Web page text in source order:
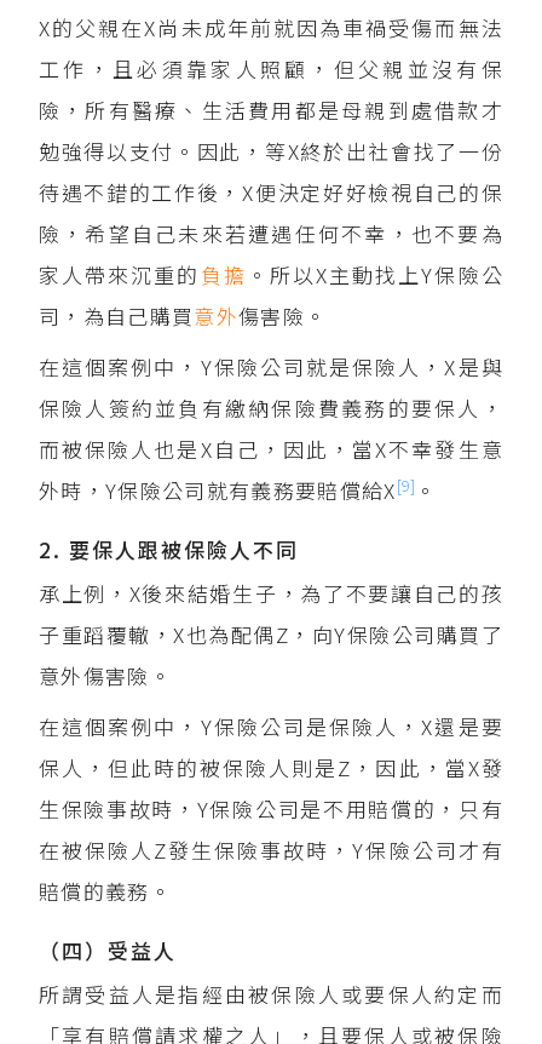
X的父親在X尚未成年前就因為車禍受傷而無法
工作，且必須靠家人照顧，但父親並沒有保
險，所有醫療、生活費用都是母親到處借款才
勉強得以支付。因此，等X終於出社會找了一份
待遇不錯的工作後，X便決定好好檢視自己的保
險，希望自己未來若遭遇任何不幸，也不要為
家人帶來沉重的 負擔 。所以X主動找上Y保險公
司，為自己購買意外傷害險。
在這個案例中，Y保險公司就是保險人，X是與
保險人簽約並負有繳納保險費義務的要保人，
而被保險人也是X自己，因此，當X不幸發生意
外時，Y保險公司就有義務要賠償給X[9] 。
2. 要保人跟被保險人不同
承上例，X後來結婚生子，為了不要讓自己的孩
子重蹈覆轍，X也為配偶Z，向Y保險公司購買了
意外傷害險。
在這個案例中，Y保險公司是保險人，X還是要
保人，但此時的被保險人則是Z，因此，當X發
生保險事故時，Y保險公司是不用賠償的，只有
在被保險人Z發生保險事故時，Y保險公司才有
賠償的義務。
（四）受益人
所謂受益人是指經由被保險人或要保人約定而
「享有賠償請求權之人」，且要保人或被保險